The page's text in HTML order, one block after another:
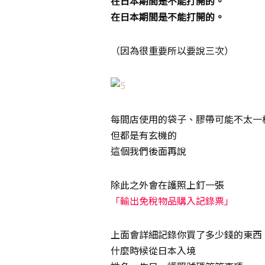
在日本期間是不能打開的。
（因為很重要所以要說三次）
每間店使用的袋子、膠帶可能不太一
但都是有玄機的
這個我們後面再說
除此之外會在護照上釘一張
「輸出免稅物品購入記錄票」
上面會詳細記錄你買了多少錢的東西
什麼時候從日本入境